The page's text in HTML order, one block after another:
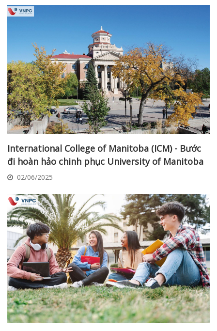
International College of Manitoba (ICM) - Bước
đi hoàn hảo chinh phục University of Manitoba
02/06/2025